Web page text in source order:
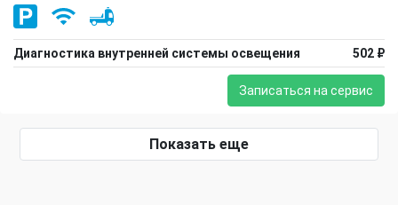
Диагностика внутренней системы освещения 502 ₽
Записаться на сервис
Показать еще